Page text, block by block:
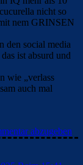
nicht so
nem GRINSEN
den social media
ist absurd und
wie „verlass
auch mal
abzugeben